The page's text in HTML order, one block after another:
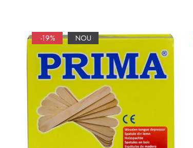
-19% NOU